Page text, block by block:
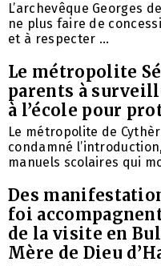
L’archevêque Georges
ne plus faire de
et à respecter ...
Le métropolite
parents à
à l’école pour
Le métropolite de
condamné
manuels scolaires qui
Des
foi
de la visite en
Mère de Dieu